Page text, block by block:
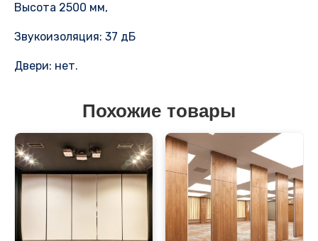
Высота 2500 мм,
Звукоизоляция: 37 дБ
Двери: нет.
Похожие товары